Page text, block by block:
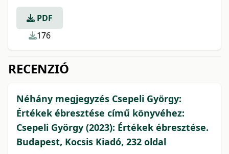
PDF
176
RECENZIÓ
Néhány megjegyzés Csepeli György:
Értékek ébresztése című könyvéhez:
Csepeli György (2023): Értékek ébresztése.
Budapest, Kocsis Kiadó, 232 oldal